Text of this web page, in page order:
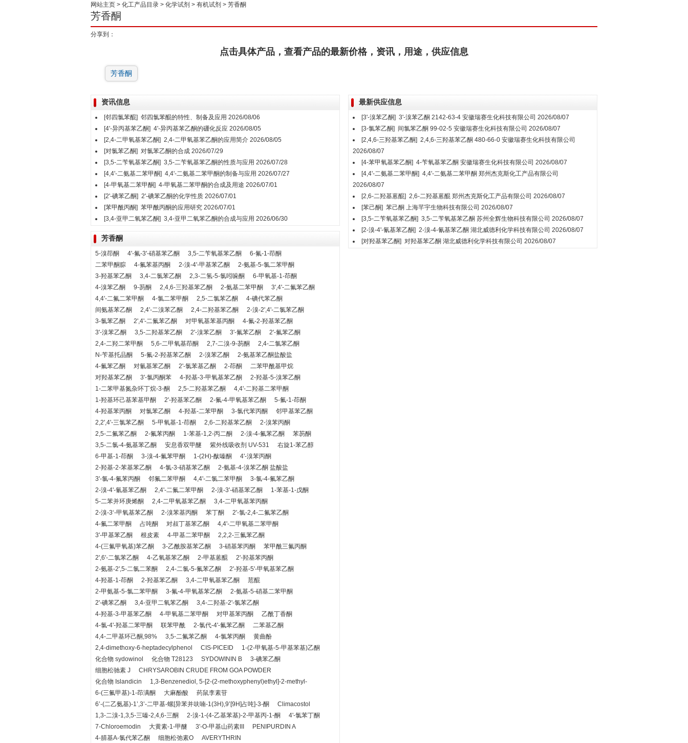
网站主页 > 化工产品目录 > 化学试剂 > 有机试剂 > 芳香酮
芳香酮
分享到：
点击具体产品，查看产品的最新价格，资讯，用途，供应信息
芳香酮
资讯信息
[邻四氯苯醌] 邻四氯苯醌的特性、制备及应用 2026/08/06
[4'-异丙基苯乙酮] 4'-异丙基苯乙酮的硼化反应 2026/08/05
[2,4-二甲氧基苯乙酮] 2,4-二甲氧基苯乙酮的应用简介 2026/08/05
[对氯苯乙酮] 对氯苯乙酮的合成 2026/07/29
[3,5-二苄氧基苯乙酮] 3,5-二苄氧基苯乙酮的性质与应用 2026/07/28
[4,4'-二氨基二苯甲酮] 4,4'-二氨基二苯甲酮的制备与应用 2026/07/27
[4-甲氧基二苯甲酮] 4-甲氧基二苯甲酮的合成及用途 2026/07/01
[2'-碘苯乙酮] 2'-碘苯乙酮的化学性质 2026/07/01
[苯甲酰丙酮] 苯甲酰丙酮的应用研究 2026/07/01
[3,4-亚甲二氧苯乙酮] 3,4-亚甲二氧苯乙酮的合成与应用 2026/06/30
芳香酮
5-溴茚酮 4'-氟-3'-硝基苯乙酮 3,5-二苄氧基苯乙酮
6-氟-1-茚酮
二苯甲酮腙
4-氟苯基丙酮 2-溴-4'-甲基苯乙酮
2-氨基-5-氯二苯甲酮
3-羟基苯乙酮
3,4-二氯苯乙酮 2,3-二氢-5-氯吲哚酮
6-甲氧基-1-茚酮
4-溴苯乙酮
9-芴酮 2,4,6-三羟基苯乙酮 2-氨基二苯甲酮
3',4'-二氟苯乙酮
4,4'-二氟二苯甲酮
4-氯二苯甲酮 2,5-二氯苯乙酮
4-碘代苯乙酮
间氨基苯乙酮
2,4'-二溴苯乙酮 2,4-二羟基苯乙酮
2-溴-2',4'-二氯苯乙酮
3-氯苯乙酮
2',4'-二氟苯乙酮 对甲氧基苯基丙酮
4-氟-2-羟基苯乙酮
3'-溴苯乙酮
3,5-二羟基苯乙酮 2'-溴苯乙酮 3'-氟苯乙酮
2'-氟苯乙酮
2,4-二羟二苯甲酮
5,6-二甲氧基茚酮 2,7-二溴-9-芴酮
2,4-二氯苯乙酮
N-苄基托品酮
5-氟-2-羟基苯乙酮 2-溴苯乙酮
2-氨基苯乙酮盐酸盐
4-氟苯乙酮
对氰基苯乙酮 2'-氯苯基乙酮 2-茚酮
二苯甲酰基甲烷
对羟基苯乙酮
3'-氯丙酮苯 4-羟基-3-甲氧基苯乙酮
2-羟基-5-溴苯乙酮
1-二苯甲基氮杂环丁烷-3-酮
2,5-二羟基苯乙酮
4,4'-二羟基二苯甲酮
1-羟基环己基苯基甲酮
2'-羟基苯乙酮 2-氟-4-甲氧基苯乙酮
5-氟-1-茚酮
4-羟基苯丙酮
对氯苯乙酮 4-羟基-二苯甲酮 3-氯代苯丙酮
邻甲基苯乙酮
2,2',4'-三氯苯乙酮
5-甲氧基-1-茚酮 2,6-二羟基苯乙酮
2-溴苯丙酮
2,5-二氟苯乙酮
2-氟苯丙酮 1-苯基-1,2-丙二酮 2-溴-4-氟苯乙酮
苯芴酮
3,5-二氯-4-氨基苯乙酮
安息香双甲醚 紫外线吸收剂 UV-531
右旋1-苯乙醇
6-甲基-1-茚酮
3-溴-4-氟苯甲酮 1-(2H)-酞嗪酮
4'-溴苯丙酮
2-羟基-2-苯基苯乙酮
4-氯-3-硝基苯乙酮
2-氨基-4-溴苯乙酮 盐酸盐
3'-氯-4-氟苯丙酮
邻氟二苯甲酮 4,4'-二氯二苯甲酮
3-氯-4-氟苯乙酮
2-溴-4'-氰基苯乙酮
2,4'-二氟二苯甲酮 2-溴-3'-硝基苯乙酮
1-苯基-1-戊酮
5-二苯并环庚烯酮
2,4-二甲氧基苯乙酮
3,4-二甲氧基苯丙酮
2-溴-3‘-甲氧基苯乙酮
2-溴苯基丙酮 苯丁酮
2'-氯-2,4-二氟苯乙酮
4-氟二苯甲酮
占吨酮 对叔丁基苯乙酮
4,4'-二甲氧基二苯甲酮
3'-甲基苯乙酮
根皮素 4-甲基二苯甲酮
2,2,2-三氟苯乙酮
4-(三氟甲氧基)苯乙酮
3-乙酰胺基苯乙酮 3-硝基苯丙酮
苯甲酰三氟丙酮
2',6'-二氯苯乙酮
4-乙氧基苯乙酮 2-甲基蒽醌
2'-羟基苯丙酮
2-氨基-2',5-二氯二苯酮
2,4-二氯-5-氟苯乙酮
2'-羟基-5'-甲氧基苯乙酮
4-羟基-1-茚酮
2-羟基苯乙酮 3,4-二甲氧基苯乙酮
苊醌
2-甲氨基-5-氯二苯甲酮
3-氟-4-甲氧基苯乙酮
2-氨基-5-硝基二苯甲酮
2'-碘苯乙酮
3,4-亚甲二氧苯乙酮
3,4-二羟基-2'-氯苯乙酮
4-羟基-3-甲基苯乙酮
4-甲氧基二苯甲酮 对甲基苯丙酮
乙酰丁香酮
4-氯-4'-羟基二苯甲酮
联苯甲酰 2-氯代-4'-氟苯乙酮
二苯基乙酮
4,4-二甲基环己酮,98%
3,5-二氟苯乙酮 4-氯苯丙酮
黄曲酚
2,4-dimethoxy-6-heptadecylphenol
CIS-PICEID
1-(2-甲氧基-5-甲基苯基)乙酮
化合物 sydowinol
化合物 T28123 SYDOWININ B
3-碘苯乙酮
细胞松驰素 J
CHRYSAROBIN CRUDE FROM GOA POWDER
化合物 Islandicin
1,3-Benzenediol, 5-[2-(2-methoxyphenyl)ethyl]-2-methyl-
6-(三氟甲基)-1-茚满酮
大麻酚酸
药鼠李素苷
6’-(二乙氨基)-1’,3’-二甲基-螺[异苯并呋喃-1(3H),9’[9H]占吨]-3-酮
Climacostol
1,3-二溴-1,3,5-三嗪-2,4,6-三酮
2-溴-1-(4-乙基苯基)-2-甲基丙-1-酮
4'-氯苯丁酮
7-Chloroemodin
大黄素-1-甲醚 3'-O-甲基山药素III
PENIPURDIN A
4-腈基Α-氯代苯乙酮
细胞松弛素O
AVERYTHRIN
最新供应信息
[3'-溴苯乙酮] 3'-溴苯乙酮 2142-63-4 安徽瑞赛生化科技有限公司 2026/08/07
[3-氯苯乙酮] 间氯苯乙酮 99-02-5 安徽瑞赛生化科技有限公司 2026/08/07
[2,4,6-三羟基苯乙酮] 2,4,6-三羟基苯乙酮 480-66-0 安徽瑞赛生化科技有限公司
2026/08/07
[4-苯甲氧基苯乙酮] 4-苄氧基苯乙酮 安徽瑞赛生化科技有限公司 2026/08/07
[4,4'-二氨基二苯甲酮] 4,4'-二氨基二苯甲酮 郑州杰克斯化工产品有限公司
2026/08/07
[2,6-二羟基蒽醌] 2,6-二羟基蒽醌 郑州杰克斯化工产品有限公司 2026/08/07
[苯己酮] 苯己酮 上海芊宇生物科技有限公司 2026/08/07
[3,5-二苄氧基苯乙酮] 3,5-二苄氧基苯乙酮 苏州全辉生物科技有限公司 2026/08/07
[2-溴-4'-氰基苯乙酮] 2-溴-4-氰基苯乙酮 湖北威德利化学科技有限公司 2026/08/07
[对羟基苯乙酮] 对羟基苯乙酮 湖北威德利化学科技有限公司 2026/08/07